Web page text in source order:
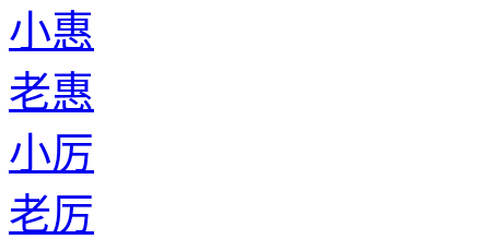
小惠
老惠
小厉
老厉